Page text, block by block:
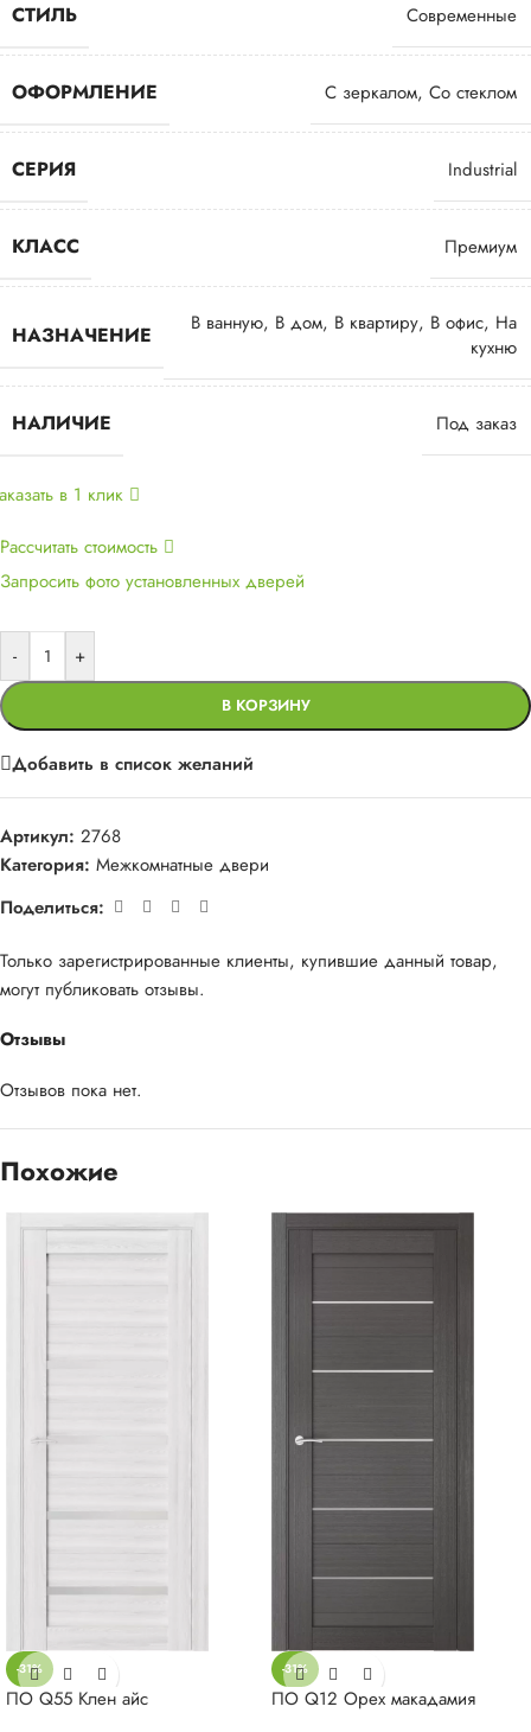
СТИЛЬ Современные
ОФОРМЛЕНИЕ С зеркалом, Со стеклом
СЕРИЯ Industrial
КЛАСС Премиум
НАЗНАЧЕНИЕ В ванную, В дом, В квартиру, В офис, На
кухню
НАЛИЧИЕ Под заказ
в 1 клик
Рассчитать стоимость
Запросить фото установленных дверей
- +
В КОРЗИНУ
Добавить в список желаний
Артикул: 2768
Категория: Межкомнатные двери
Поделиться:
Отзывы
Отзывов пока нет.
Только зарегистрированные клиенты, купившие данный товар,
могут публиковать отзывы.
Похожие
-31%
ПО Q55 Клен айс
-31%
ПО Q12 Орех макадамия